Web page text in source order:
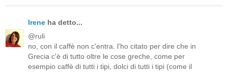
Irene ha detto...
@ruli
no, con il caffè non c'entra. l'ho citato per dire che in
Grecia c'è di tutto oltre le cose greche, come per
esempio caffè di tutti i tipi, dolci di tutti i tipi (come il